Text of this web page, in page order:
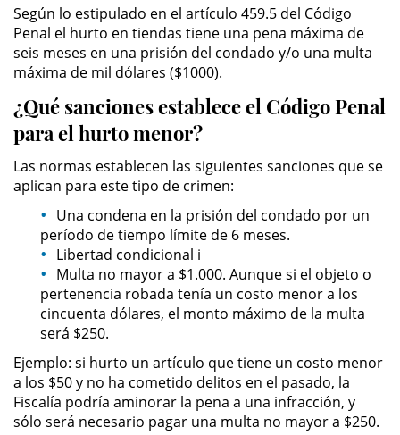
Copulación Oral Forzada
Estupro
Exposición Indecente
Merodear Para Cometer
Prostitución
Molestar a un Niño Menor de 18
Años
Penetración Sexual Forzada
Pornografía Infantil
Prostitución y Solicitación
Delitos Violentos
Según lo estipulado en el artículo 459.5 del Código
Penal el hurto en tiendas tiene una pena máxima de
seis meses en una prisión del condado y/o una multa
máxima de mil dólares ($1000).
¿Qué sanciones establece el Código Penal
para el hurto menor?
Las normas establecen las siguientes sanciones que se
aplican para este tipo de crimen:
Una condena en la prisión del condado por un
período de tiempo límite de 6 meses.
Libertad condicional i
Multa no mayor a $1.000. Aunque si el objeto o
pertenencia robada tenía un costo menor a los
cincuenta dólares, el monto máximo de la multa
será $250.
Ejemplo: si hurto un artículo que tiene un costo menor
a los $50 y no ha cometido delitos en el pasado, la
Fiscalía podría aminorar la pena a una infracción, y
sólo será necesario pagar una multa no mayor a $250.